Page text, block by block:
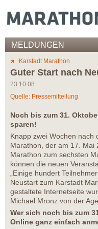
MELDUNGEN
Karstadt Marathon
Guter Start nach
23.10.08
Quelle: Pressemitteilung
Noch bis zum 31.
sparen!
Knapp zwei Wochen nach
Marathon, der am 17. Mai
Marathon zum sechsten
können die neuen
„Einige hundert
Neustart zum Karstadt
gestaltete Internetseite
Michael Mronz von der
Wer sich noch bis zum
Online ganz einfach